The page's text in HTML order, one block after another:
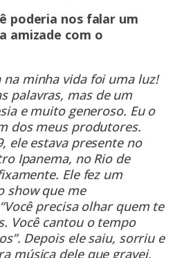
poderia nos falar um
amizade com o
na minha vida foi uma luz!
palavras, mas de um
e muito generoso. Eu o
dos meus produtores.
ele estava presente no
Ipanema, no Rio de
Ele fez um
show que me
precisa olhar quem te
Você cantou o tempo
Depois ele saiu, sorriu e
música dele que gravei,